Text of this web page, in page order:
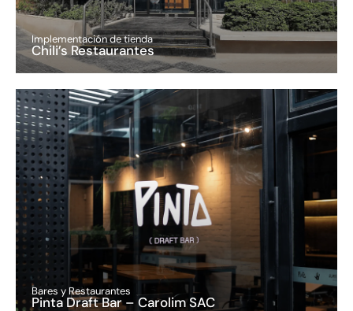
Implementación de tienda
Chili’s Restaurantes
Bares y Restaurantes
Pinta Draft Bar – Carolim SAC